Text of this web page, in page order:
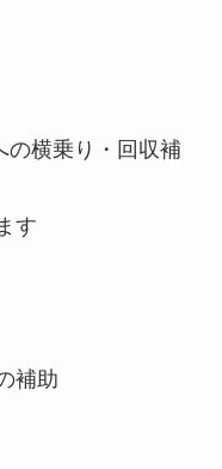
横乗り・回収補
す
補助